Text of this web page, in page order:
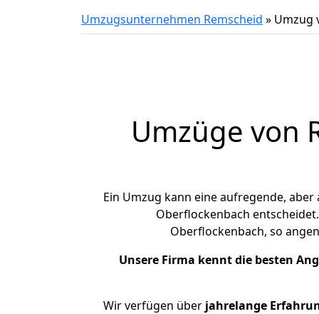
Umzugsunternehmen Remscheid » Umzug
Umzüge von
Ein Umzug kann eine aufregende, aber
Oberflockenbach
Oberflockenbach, so
Unsere Firma kennt die besten
Wir verfügen über jahrelange